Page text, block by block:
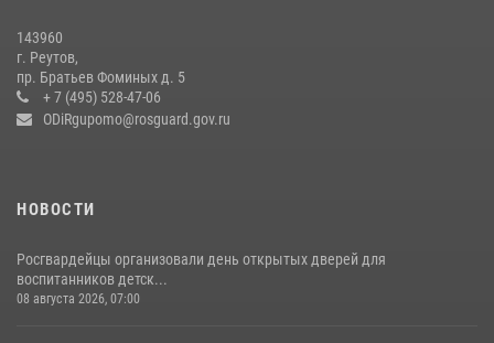
сотрудников спецподразделений в преодолении полосы
препятствий со стрельбой
14 июля 2026, 15:13
143960
г. Реутов,
пр. Братьев Фоминых д. 5
+ 7 (495) 528-47-06
ODiRgupomo@rosguard.gov.ru
НОВОСТИ
Росгвардейцы организовали день открытых дверей для
воспитанников детск...
08 августа 2026, 07:00